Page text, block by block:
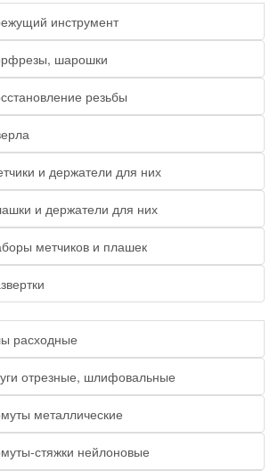
инструмент
шарошки
резьбы
и держатели для них
и держатели для них
метчиков и плашек
расходные
отрезные, шлифовальные
металлические
стяжки нейлоновые